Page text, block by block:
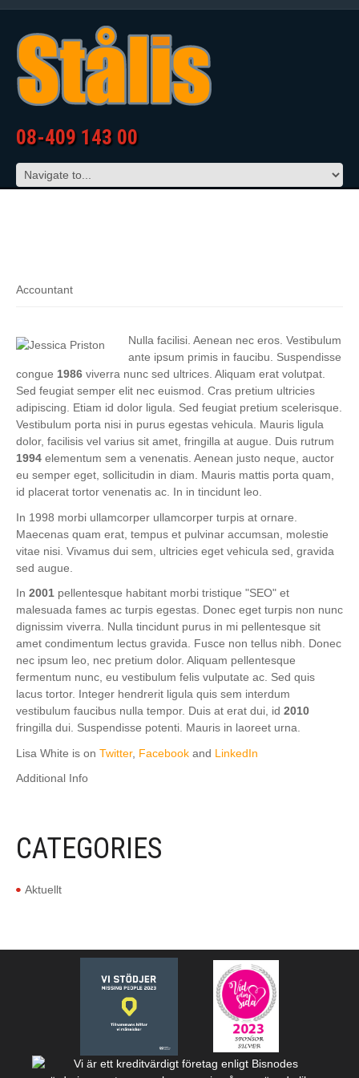
08-409 143 00
Accountant
Nulla facilisi. Aenean nec eros. Vestibulum
ante ipsum primis in faucibu. Suspendisse
congue 1986 viverra nunc sed ultrices. Aliquam erat volutpat.
Sed feugiat semper elit nec euismod. Cras pretium ultricies
adipiscing. Etiam id dolor ligula. Sed feugiat pretium scelerisque.
Vestibulum porta nisi in purus egestas vehicula. Mauris ligula
dolor, facilisis vel varius sit amet, fringilla at augue. Duis rutrum
1994 elementum sem a venenatis. Aenean justo neque, auctor
eu semper eget, sollicitudin in diam. Mauris mattis porta quam,
id placerat tortor venenatis ac. In in tincidunt leo.
In 1998 morbi ullamcorper ullamcorper turpis at ornare.
Maecenas quam erat, tempus et pulvinar accumsan, molestie
vitae nisi. Vivamus dui sem, ultricies eget vehicula sed, gravida
sed augue.
In 2001 pellentesque habitant morbi tristique "SEO" et
malesuada fames ac turpis egestas. Donec eget turpis non nunc
dignissim viverra. Nulla tincidunt purus in mi pellentesque sit
amet condimentum lectus gravida. Fusce non tellus nibh. Donec
nec ipsum leo, nec pretium dolor. Aliquam pellentesque
fermentum nunc, eu vestibulum felis vulputate ac. Sed quis
lacus tortor. Integer hendrerit ligula quis sem interdum
vestibulum faucibus nulla tempor. Duis at erat dui, id 2010
fringilla dui. Suspendisse potenti. Mauris in laoreet urna.
Lisa White is on Twitter, Facebook and LinkedIn
Additional Info
CATEGORIES
Aktuellt